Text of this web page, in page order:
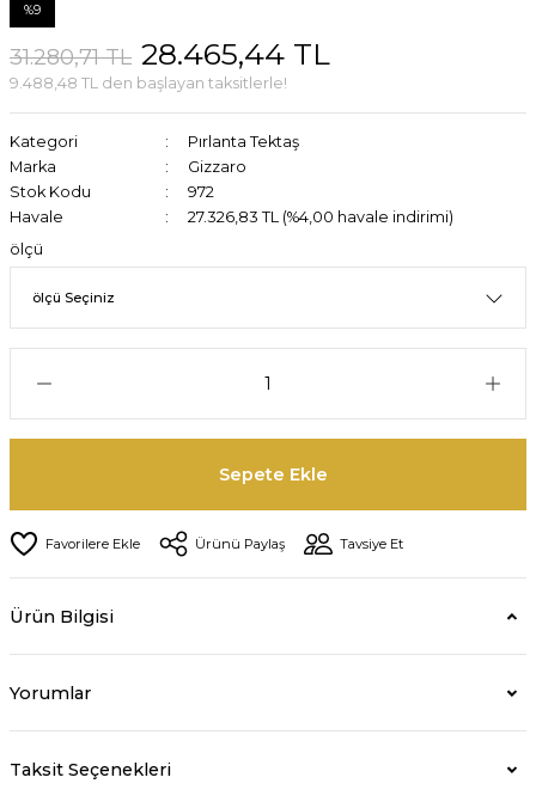
%9
31.280,71 TL 28.465,44 TL
9.488,48 TL den başlayan taksitlerle!
Kategori
Pırlanta Tektaş
Marka
Gizzaro
Stok Kodu
972
Havale
27.326,83 TL (%4,00 havale indirimi)
ölçü
Sepete Ekle
Ürünü Paylaş Tavsiye Et
Ürün Bilgisi
Yorumlar
Taksit Seçenekleri